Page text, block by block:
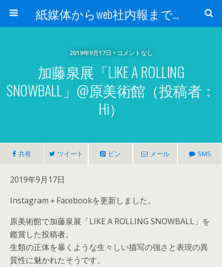
紙媒体からweb社内報まで 社内報制作会社 創言社：東京都千代田区飯田橋駅から１分
2019年9月17日 • コメントなし
加藤泉展「LIKE A ROLLING
SNOWBALL」@原美術館（投稿者：
Hi）
共有 ツイート ピン メール SMS
2019年9月17日
Instagram＋Facebookを更新しました。
原美術館で加藤泉展「LIKE A ROLLING SNOWBALL」を
鑑賞した投稿者。
生類の正体を暴くような生々しい描写の強さと表現の異
質性に魅かれたそうです。